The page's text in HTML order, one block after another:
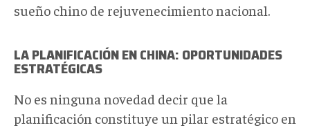
sueño chino de rejuvenecimiento nacional.
LA PLANIFICACIÓN EN CHINA: OPORTUNIDADES
ESTRATÉGICAS
No es ninguna novedad decir que la
planificación constituye un pilar estratégico en